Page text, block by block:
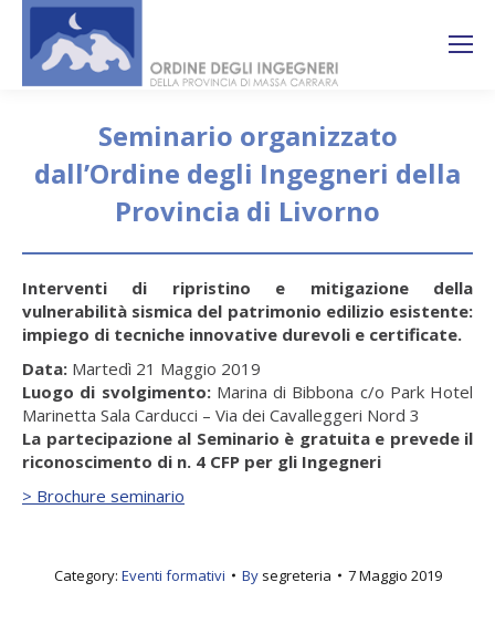
Seminario organizzato
dall’Ordine degli Ingegneri della
Provincia di Livorno
Interventi di ripristino e mitigazione della
vulnerabilità sismica del patrimonio edilizio esistente:
impiego di tecniche innovative durevoli e certificate.
Data: Martedì 21 Maggio 2019
Luogo di svolgimento:Marina di Bibbona c/o Park Hotel
Marinetta Sala Carducci – Via dei Cavalleggeri Nord 3
La partecipazione al Seminario è gratuita e prevede il
riconoscimento di n. 4 CFP per gli Ingegneri
> Brochure seminario
Category: Eventi formativi By segreteria 7 Maggio 2019